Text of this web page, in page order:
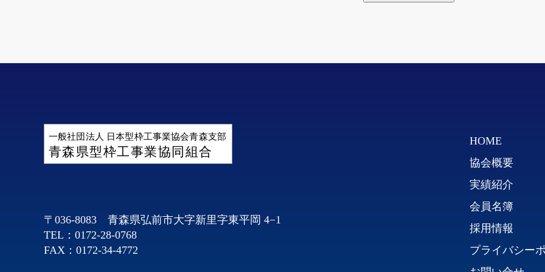
一般社団法人 日本型枠工事業協会青森支部
青森県型枠工事業協同組合
〒036-8083 青森県弘前市大字新里字東平岡 4−1
TEL：0172-28-0768
FAX：0172-34-4772
HOME
協会概要
実績紹介
会員名簿
採用情報
プライバシー